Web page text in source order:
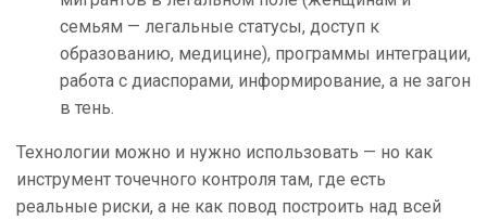
семьям — легальные статусы, доступ к
образованию, медицине), программы интеграции,
работа с диаспорами, информирование, а не загон
в тень.
Технологии можно и нужно использовать — но как
инструмент точечного контроля там, где есть
реальные риски, а не как повод построить над всей